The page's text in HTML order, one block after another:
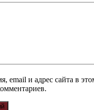
email и адрес сайта в